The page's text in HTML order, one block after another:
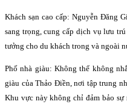
Khách sạn cao cấp: Nguyễn Đăng
sang trọng, cung cấp dịch vụ lưu
tưởng cho du khách trong và ngoài
Phố nhà giàu: Không thể không
giàu của Thảo Điền, nơi tập trung
Khu vực này không chỉ đảm bảo